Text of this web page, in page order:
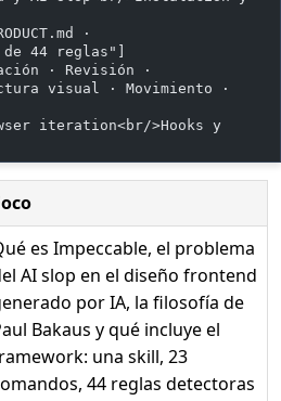
de 44 reglas"]
visual · Movimiento ·
es Impeccable, el problema
AI slop en el diseño frontend
por IA, la filosofía de
Bakaus y qué incluye el
una skill, 23
44 reglas detectoras